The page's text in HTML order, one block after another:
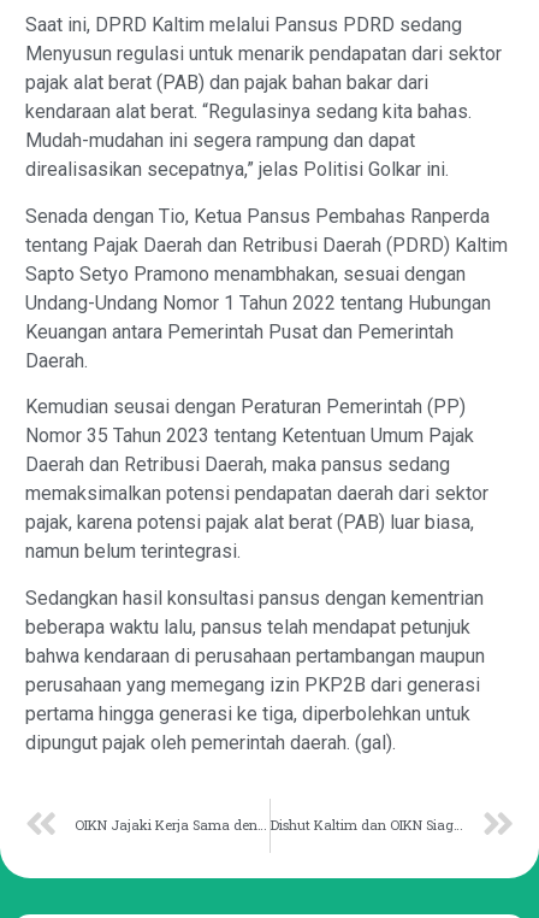
Saat ini, DPRD Kaltim melalui Pansus PDRD sedang
Menyusun regulasi untuk menarik pendapatan dari sektor
pajak alat berat (PAB) dan pajak bahan bakar dari
kendaraan alat berat. “Regulasinya sedang kita bahas.
Mudah-mudahan ini segera rampung dan dapat
direalisasikan secepatnya,” jelas Politisi Golkar ini.
Senada dengan Tio, Ketua Pansus Pembahas Ranperda
tentang Pajak Daerah dan Retribusi Daerah (PDRD) Kaltim
Sapto Setyo Pramono menambhakan, sesuai dengan
Undang-Undang Nomor 1 Tahun 2022 tentang Hubungan
Keuangan antara Pemerintah Pusat dan Pemerintah
Daerah.
Kemudian seusai dengan Peraturan Pemerintah (PP)
Nomor 35 Tahun 2023 tentang Ketentuan Umum Pajak
Daerah dan Retribusi Daerah, maka pansus sedang
memaksimalkan potensi pendapatan daerah dari sektor
pajak, karena potensi pajak alat berat (PAB) luar biasa,
namun belum terintegrasi.
Sedangkan hasil konsultasi pansus dengan kementrian
beberapa waktu lalu, pansus telah mendapat petunjuk
bahwa kendaraan di perusahaan pertambangan maupun
perusahaan yang memegang izin PKP2B dari generasi
pertama hingga generasi ke tiga, diperbolehkan untuk
dipungut pajak oleh pemerintah daerah. (gal).
OIKN Jajaki Kerja Sama dengan Shenzhen demi Kota Masa Depan Dishut Kaltim dan OIKN Siaga Hadapi Ancaman Karhutla